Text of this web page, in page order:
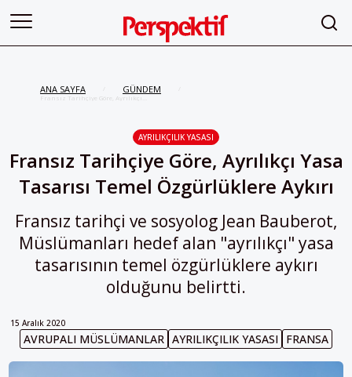
ANA SAYFA GÜNDEM
Fransız Tarihçiye Göre, Ayrılıkçı
AYRILIKÇILIK YASASI
Fransız Tarihçiye Göre, Ayrılıkçı Yasa
Tasarısı Temel Özgürlüklere Aykırı
Fransız tarihçi ve sosyolog Jean Bauberot,
Müslümanları hedef alan "ayrılıkçı" yasa
tasarısının temel özgürlüklere aykırı
olduğunu belirtti.
15 Aralık 2020
AVRUPALI MÜSLÜMANLAR AYRILIKÇILIK YASASI FRANSA